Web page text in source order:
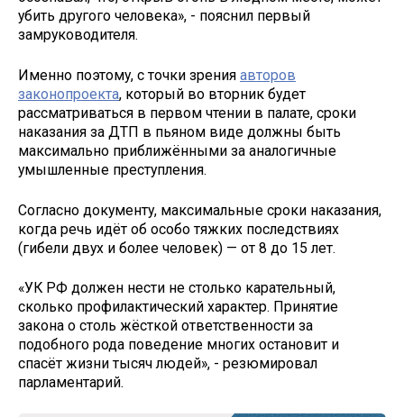
убить другого человека», - пояснил первый
замруководителя.
Именно поэтому, с точки зрения авторов
законопроекта, который во вторник будет
рассматриваться в первом чтении в палате, сроки
наказания за ДТП в пьяном виде должны быть
максимально приближёнными за аналогичные
умышленные преступления.
Согласно документу, максимальные сроки наказания,
когда речь идёт об особо тяжких последствиях
(гибели двух и более человек) — от 8 до 15 лет.
«УК РФ должен нести не столько карательный,
сколько профилактический характер. Принятие
закона о столь жёсткой ответственности за
подобного рода поведение многих остановит и
спасёт жизни тысяч людей», - резюмировал
парламентарий.